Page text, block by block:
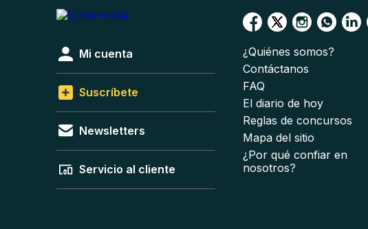
Mi cuenta
Suscríbete
Newsletters
Servicio al cliente
¿Quiénes somos?
Contáctanos
FAQ
El diario de hoy
Reglas de concursos
Mapa del sitio
¿Por qué confiar en
nosotros?